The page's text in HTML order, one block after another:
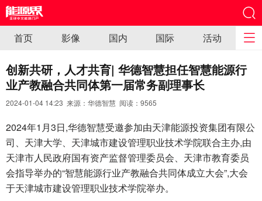
首页 影像 国内 国际 活动
创新共研，人才共育| 华德智慧担任智慧能源行
业产教融合共同体第一届常务副理事长
2024-01-04 14:23 来源：华德智慧 阅读： 9565
2024年1月3日,华德智慧受邀参加由天津能源投资集团有限公
司、天津大学、天津城市建设管理职业技术学院联合主办,由
天津市人民政府国有资产监督管理委员会、天津市教育委员
会指导举办的“智慧能源行业产教融合共同体成立大会”,大会
于天津城市建设管理职业技术学院举办。